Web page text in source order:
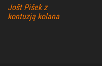
Jošt Pišek z
kontuzją kolana